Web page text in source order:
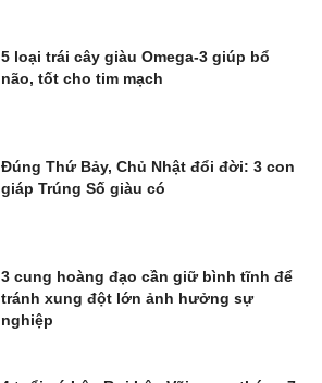
5 loại trái cây giàu Omega-3 giúp bổ
não, tốt cho tim mạch
Đúng Thứ Bảy, Chủ Nhật đổi đời: 3 con
giáp Trúng Số giàu có
3 cung hoàng đạo cần giữ bình tĩnh để
tránh xung đột lớn ảnh hưởng sự
nghiệp